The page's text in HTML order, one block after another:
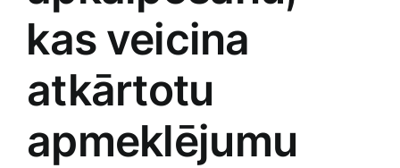
⁢kas⁤ veicina⁤
atkārtotu
apmeklējumu